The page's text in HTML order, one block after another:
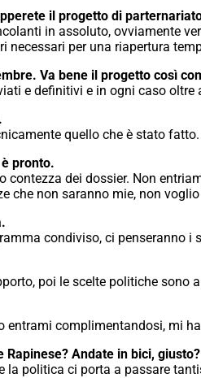
il progetto di
in assoluto, ovviamente
necessari per una riapertura
Va bene il progetto così
e definitivi e in ogni caso
quello che è stato fatto.
pronto.
contezza dei dossier. Non
che non saranno mie, non
condiviso, ci penseranno i
poi le scelte politiche sono
entrami complimentandosi, mi
Andate in bici, giusto?
la politica ci porta a passare